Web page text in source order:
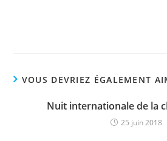
VOUS DEVRIEZ ÉGALEMENT
Nuit internationale de la
25 juin 2018